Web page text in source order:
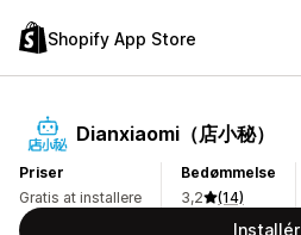
Shopify App Store
Dianxiaomi（店小秘）
Priser
Gratis at installere
Bedømmelse
3,2
(14)
Installér